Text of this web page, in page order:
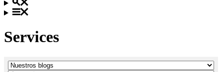
Services